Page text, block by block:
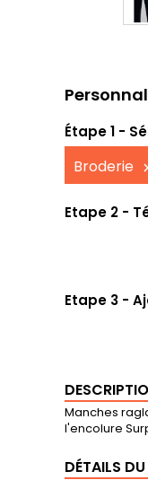
Étape 1 -
Broderie
Etape 2 -
Etape 3 -
Manches
l'encolure
DÉTAILS